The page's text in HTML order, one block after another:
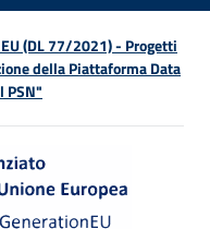
(DL 77/2021) - Progetti
della Piattaforma Data
PSN"